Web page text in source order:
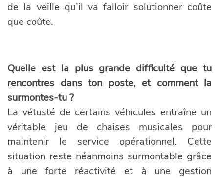
de la veille qu’il va falloir solutionner coûte
que coûte.
Quelle est la plus grande difficulté que tu
rencontres dans ton poste, et comment la
surmontes-tu ?
La vétusté de certains véhicules entraîne un
véritable jeu de chaises musicales pour
maintenir le service opérationnel. Cette
situation reste néanmoins surmontable grâce
à une forte réactivité et à une gestion